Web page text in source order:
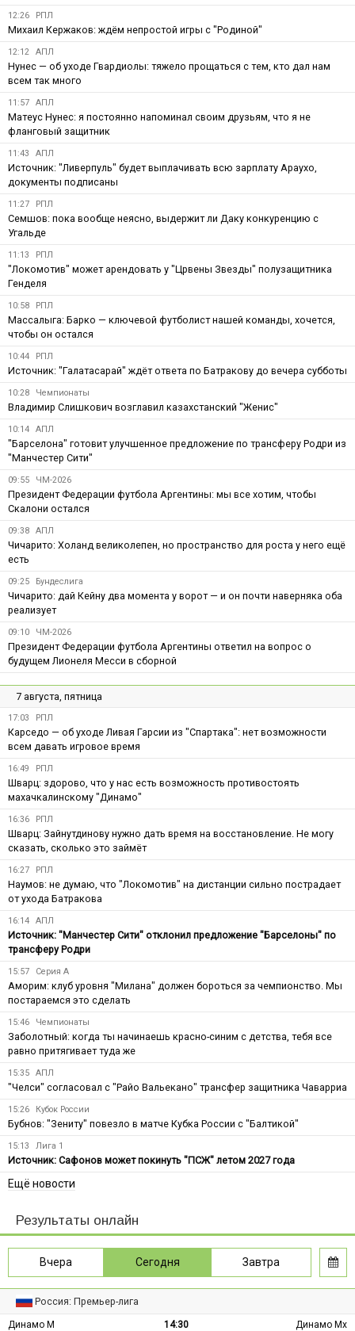
12:26 РПЛ
Михаил Кержаков: ждём непростой игры с "Родиной"
12:12 АПЛ
Нунес — об уходе Гвардиолы: тяжело прощаться с тем, кто дал нам
всем так много
11:57 АПЛ
Матеус Нунес: я постоянно напоминал своим друзьям, что я не
фланговый защитник
11:43 АПЛ
Источник: "Ливерпуль" будет выплачивать всю зарплату Араухо,
документы подписаны
11:27 РПЛ
Семшов: пока вообще неясно, выдержит ли Даку конкуренцию с
Угальде
11:13 РПЛ
"Локомотив" может арендовать у "Црвены Звезды" полузащитника
Генделя
10:58 РПЛ
Массалыга: Барко — ключевой футболист нашей команды, хочется,
чтобы он остался
10:44 РПЛ
Источник: "Галатасарай" ждёт ответа по Батракову до вечера субботы
10:28 Чемпионаты
Владимир Слишкович возглавил казахстанский "Женис"
10:14 АПЛ
"Барселона" готовит улучшенное предложение по трансферу Родри из
"Манчестер Сити"
09:55 ЧМ-2026
Президент Федерации футбола Аргентины: мы все хотим, чтобы
Скалони остался
09:38 АПЛ
Чичарито: Холанд великолепен, но пространство для роста у него ещё
есть
09:25 Бундеслига
Чичарито: дай Кейну два момента у ворот — и он почти наверняка оба
реализует
09:10 ЧМ-2026
Президент Федерации футбола Аргентины ответил на вопрос о
будущем Лионеля Месси в сборной
7 августа, пятница
17:03 РПЛ
Карседо — об уходе Ливая Гарсии из "Спартака": нет возможности
всем давать игровое время
16:49 РПЛ
Шварц: здорово, что у нас есть возможность противостоять
махачкалинскому "Динамо"
16:36 РПЛ
Шварц: Зайнутдинову нужно дать время на восстановление. Не могу
сказать, сколько это займёт
16:27 РПЛ
Наумов: не думаю, что "Локомотив" на дистанции сильно пострадает
от ухода Батракова
16:14 АПЛ
Источник: "Манчестер Сити" отклонил предложение "Барселоны" по
трансферу Родри
15:57 Серия А
Аморим: клуб уровня "Милана" должен бороться за чемпионство. Мы
постараемся это сделать
15:46 Чемпионаты
Заболотный: когда ты начинаешь красно-синим с детства, тебя все
равно притягивает туда же
15:35 АПЛ
"Челси" согласовал с "Райо Вальекано" трансфер защитника Чаварриа
15:26 Кубок России
Бубнов: "Зениту" повезло в матче Кубка России с "Балтикой"
15:13 Лига 1
Источник: Сафонов может покинуть "ПСЖ" летом 2027 года
Ещё новости
Результаты онлайн
Вчера Сегодня Завтра
Россия: Премьер-лига
Динамо М 14:30
Динамо Мх